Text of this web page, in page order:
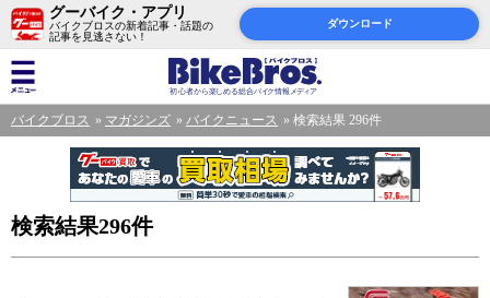
グーバイク・アプリ
バイクブロスの新着記事・話題の
記事を見逃さない！
ダウンロード
バイクブロス マガジンズ バイクニュース 検索結果 296件
検索結果296件